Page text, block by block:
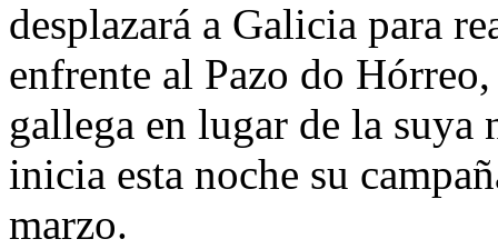
desplazará a Galicia para
enfrente al Pazo do
gallega en lugar de la suya
inicia esta noche su
marzo.